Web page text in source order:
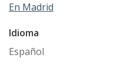
En Madrid
Idioma
Español